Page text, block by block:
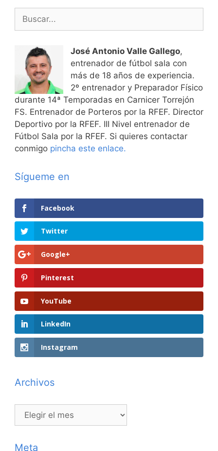
entradas
José Antonio Valle Gallego,
entrenador de fútbol sala con
más de 18 años de experiencia.
2º entrenador y Preparador Físico
durante 14ª Temporadas en Carnicer Torrejón
FS. Entrenador de Porteros por la RFEF. Director
Deportivo por la RFEF. III Nivel entrenador de
Fútbol Sala por la RFEF. Si quieres contactar
conmigo pincha este enlace.
Sígueme en
Facebook
Twitter
Google+
Pinterest
YouTube
LinkedIn
Instagram
Archivos
Archivos
Meta